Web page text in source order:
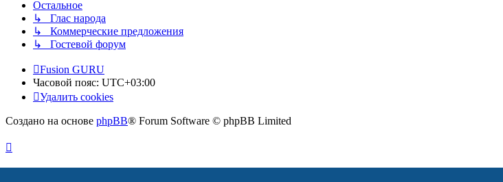
Остальное
↳ Глас народа
↳ Коммерческие предложения
↳ Гостевой форум
Fusion GURU
Часовой пояс: UTC+03:00
Удалить cookies
Создано на основе phpBB® Forum Software © phpBB Limited